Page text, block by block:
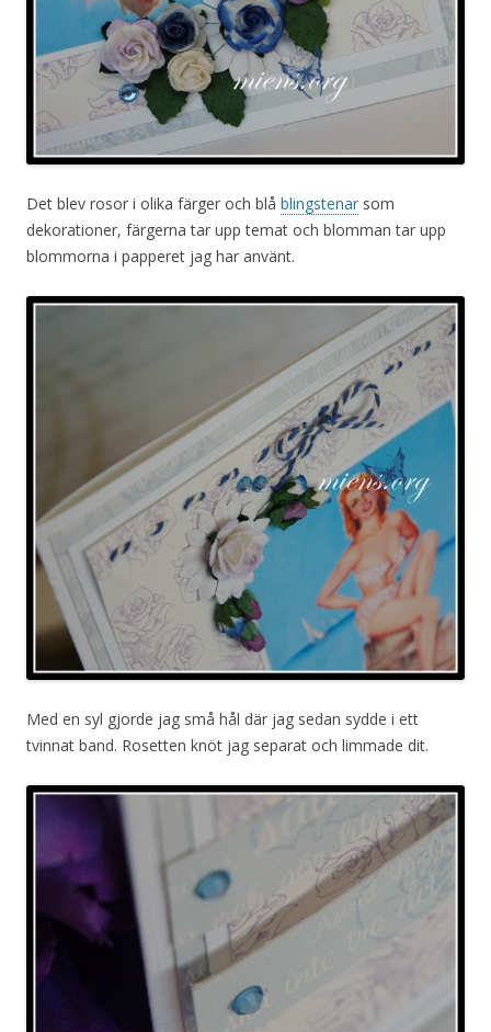
Det blev rosor i olika färger och blå blingstenar som
dekorationer, färgerna tar upp temat och blomman tar upp
blommorna i papperet jag har använt.
Med en syl gjorde jag små hål där jag sedan sydde i ett
tvinnat band. Rosetten knöt jag separat och limmade dit.